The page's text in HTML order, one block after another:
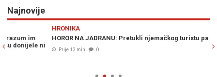
Najnovije
HOROR NA JADRANU: Pretukli njemačkog turistu pa ga opljačkali
Prije 13 min 0